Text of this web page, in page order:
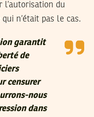
du
n’était pas le cas.
garantit
de
censurer
nous
dans